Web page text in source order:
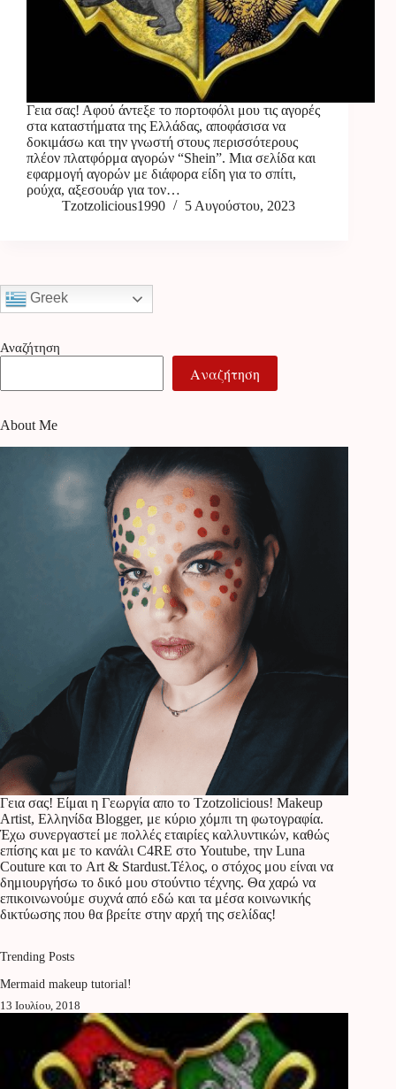
Γεια σας! Αφού άντεξε το πορτοφόλι μου τις αγορές
στα καταστήματα της Ελλάδας, αποφάσισα να
δοκιμάσω και την γνωστή στους περισσότερους
πλέον πλατφόρμα αγορών “Shein”. Μια σελίδα και
εφαρμογή αγορών με διάφορα είδη για το σπίτι,
ρούχα, αξεσουάρ για τον…
Tzotzolicious1990
5 Αυγούστου, 2023
Greek
Αναζήτηση
Αναζήτηση
About Me
Γεια σας! Είμαι η Γεωργία απο το Tzotzolicious! Makeup
Artist, Ελληνίδα Blogger, με κύριο χόμπι τη φωτογραφία.
Έχω συνεργαστεί με πολλές εταιρίες καλλυντικών, καθώς
επίσης και με το κανάλι C4RE στο Youtube, την Luna
Couture και το Art & Stardust.Τέλος, ο στόχος μου είναι να
δημιουργήσω το δικό μου στούντιο τέχνης. Θα χαρώ να
επικοινωνούμε συχνά από εδώ και τα μέσα κοινωνικής
δικτύωσης που θα βρείτε στην αρχή της σελίδας!
Trending Posts
Mermaid makeup tutorial!
13 Ιουλίου, 2018